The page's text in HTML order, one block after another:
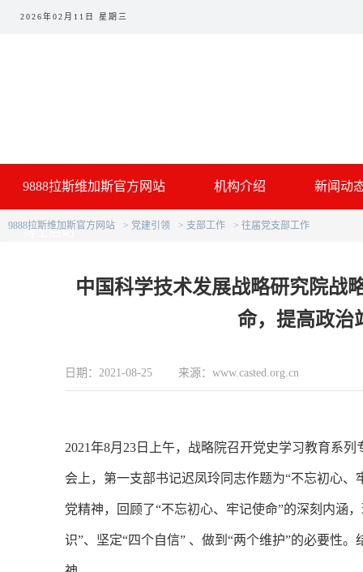
2026年02月11日 星期三
9888拉斯维加斯官方网站 机构介绍 新闻动
博士后站
9888拉斯维加斯官方网站 党建引领 支部工作 往届党支部工作
中国科学技术发展战略研究院
命，提高政治
日期：2021-08-25 来源：www.casted.org.cn
2021年8月23日上午，战略院召开党史学习教育系
会上，第一支部书记迟凤玲同志作题为“不忘初心
党精神，回顾了“不忘初心、牢记使命”的深刻内涵
识”、坚定“四个自信” 、做到“两个维护”的必要性